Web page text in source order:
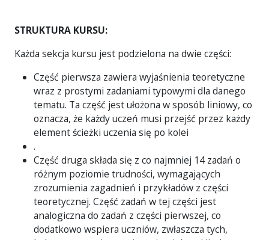
STRUKTURA KURSU:
Każda sekcja kursu jest podzielona na dwie części:
Część pierwsza zawiera wyjaśnienia teoretyczne
wraz z prostymi zadaniami typowymi dla danego
tematu. Ta część jest ułożona w sposób liniowy, co
oznacza, że każdy uczeń musi przejść przez każdy
element ścieżki uczenia się po kolei
.
Część druga składa się z co najmniej 14 zadań o
różnym poziomie trudności, wymagających
zrozumienia zagadnień i przykładów z części
teoretycznej. Część zadań w tej części jest
analogiczna do zadań z części pierwszej, co
dodatkowo wspiera uczniów, zwłaszcza tych,